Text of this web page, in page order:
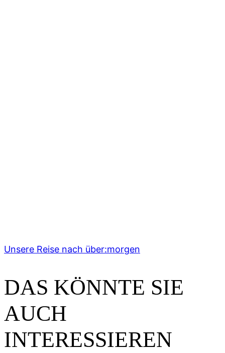
Unsere Reise nach über:morgen
DAS KÖNNTE SIE
AUCH
INTERESSIEREN